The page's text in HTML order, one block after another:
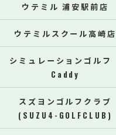
ウテミル 浦安駅前店
ウテミルスクール高崎店
シミュレーションゴルフ
Caddy
スズヨンゴルフクラブ
(SUZU4-GOLFCLUB)